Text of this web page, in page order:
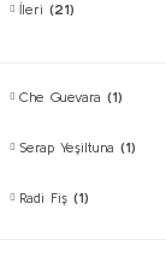
İleri (21)
Che Guevara (1)
Serap Yeşiltuna (1)
Radi Fiş (1)